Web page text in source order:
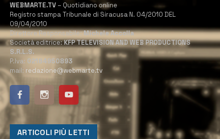
WEBMARTE.TV – Quotidiano online
Registro stampa Tribunale di Siracusa N. 04/2010 DEL
09/04/2010
Direttore Responsabile:Michele Accolla
Società editrice:KFP TELEVISION AND WEB PRODUCTIONS
S.R.L.S.
P.Iva: 02184950893
mail: redazione@webmarte.tv
ARTICOLI PIÙ LETTI